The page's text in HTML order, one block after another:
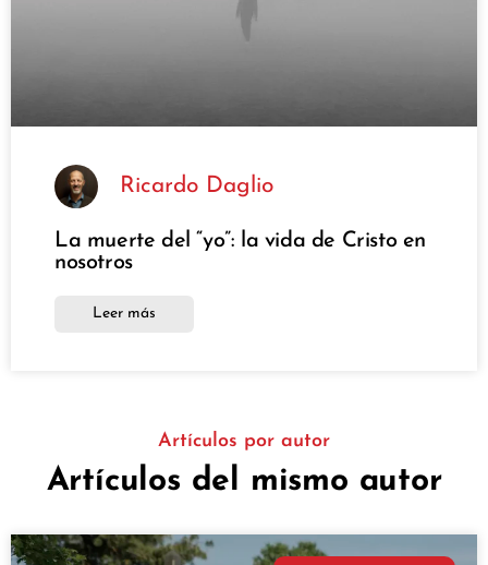
Ricardo Daglio
La muerte del “yo”: la vida de Cristo en
nosotros
Leer más
Artículos por autor
Artículos del mismo autor